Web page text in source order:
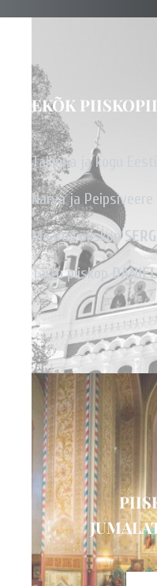
EKÕK
Tallinna ja kogu
Narva ja
Maardu piiskop
Tartu piiskop DANIEL